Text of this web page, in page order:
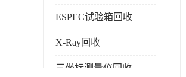
ESPEC试验箱回收
X-Ray回收
三坐标测量仪回收